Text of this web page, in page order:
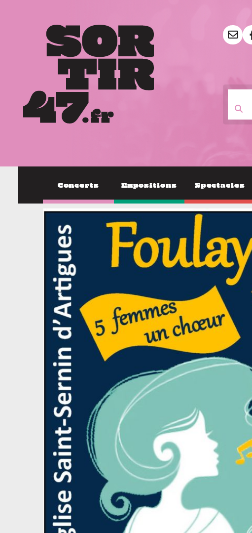
Concerts Expositions Spectacles